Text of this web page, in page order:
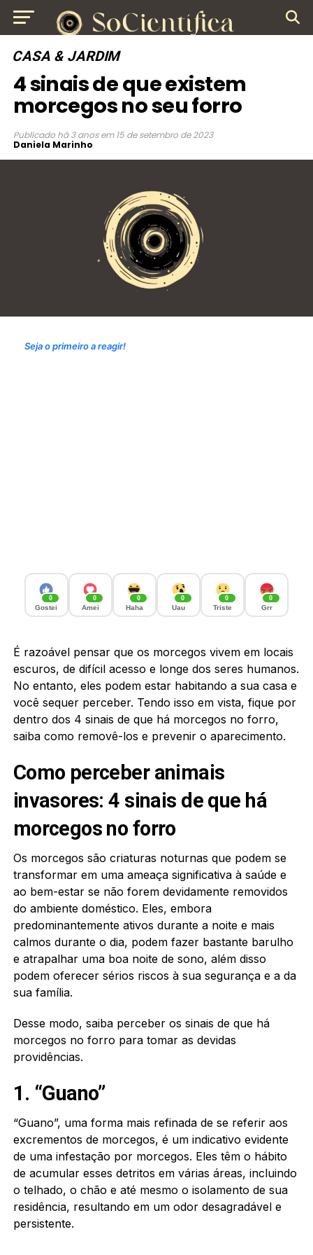
CASA & JARDIM
4 sinais de que existem
morcegos no seu forro
Publicado há 3 anos em 15 de setembro de 2023
Daniela Marinho
Seja o primeiro a reagir!
0
Gostei
0
Amei
0
Haha
0
Uau
0
Triste
0
Grr
É razoável pensar que os morcegos vivem em locais
escuros, de difícil acesso e longe dos seres humanos.
No entanto, eles podem estar habitando a sua casa e
você sequer perceber. Tendo isso em vista, fique por
dentro dos 4 sinais de que há morcegos no forro,
saiba como removê-los e prevenir o aparecimento.
Como perceber animais
invasores: 4 sinais de que há
morcegos no forro
Os morcegos são criaturas noturnas que podem se
transformar em uma ameaça significativa à saúde e
ao bem-estar se não forem devidamente removidos
do ambiente doméstico. Eles, embora
predominantemente ativos durante a noite e mais
calmos durante o dia, podem fazer bastante barulho
e atrapalhar uma boa noite de sono, além disso
podem oferecer sérios riscos à sua segurança e a da
sua família.
Desse modo, saiba perceber os sinais de que há
morcegos no forro para tomar as devidas
providências.
1. “Guano”
“Guano”, uma forma mais refinada de se referir aos
excrementos de morcegos, é um indicativo evidente
de uma infestação por morcegos. Eles têm o hábito
de acumular esses detritos em várias áreas, incluindo
o telhado, o chão e até mesmo o isolamento de sua
residência, resultando em um odor desagradável e
persistente.